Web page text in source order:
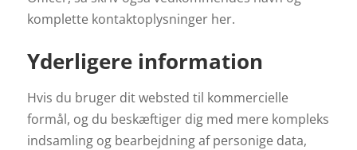
komplette kontaktoplysninger her.
Yderligere information
Hvis du bruger dit websted til kommercielle
formål, og du beskæftiger dig med mere kompleks
indsamling og bearbejdning af personige data,